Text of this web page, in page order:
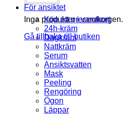
Inga produkter i varukorgen.
Gå tillbaka till butiken
För ansiktet
Köp ett presentkort
24h-kräm
Dagkräm
Nattkräm
Serum
Ansiktsvatten
Mask
Peeling
Rengöring
Ögon
Läppar